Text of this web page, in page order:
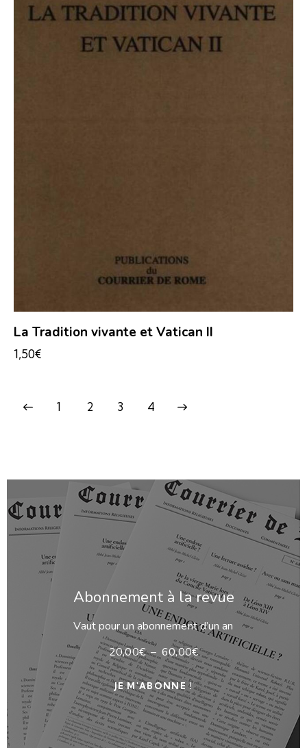
La Tradition vivante et Vatican II
1,50€
1 2 3 4
→
Abonnement à la revue
Vaut pour un abonnement d’un an
20,00€– 60,00€
JE M'ABONNE !